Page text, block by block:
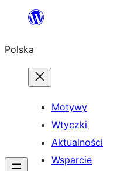
Przejdź
treści
Polska
Motywy
Wtyczki
Aktualności
Wsparcie